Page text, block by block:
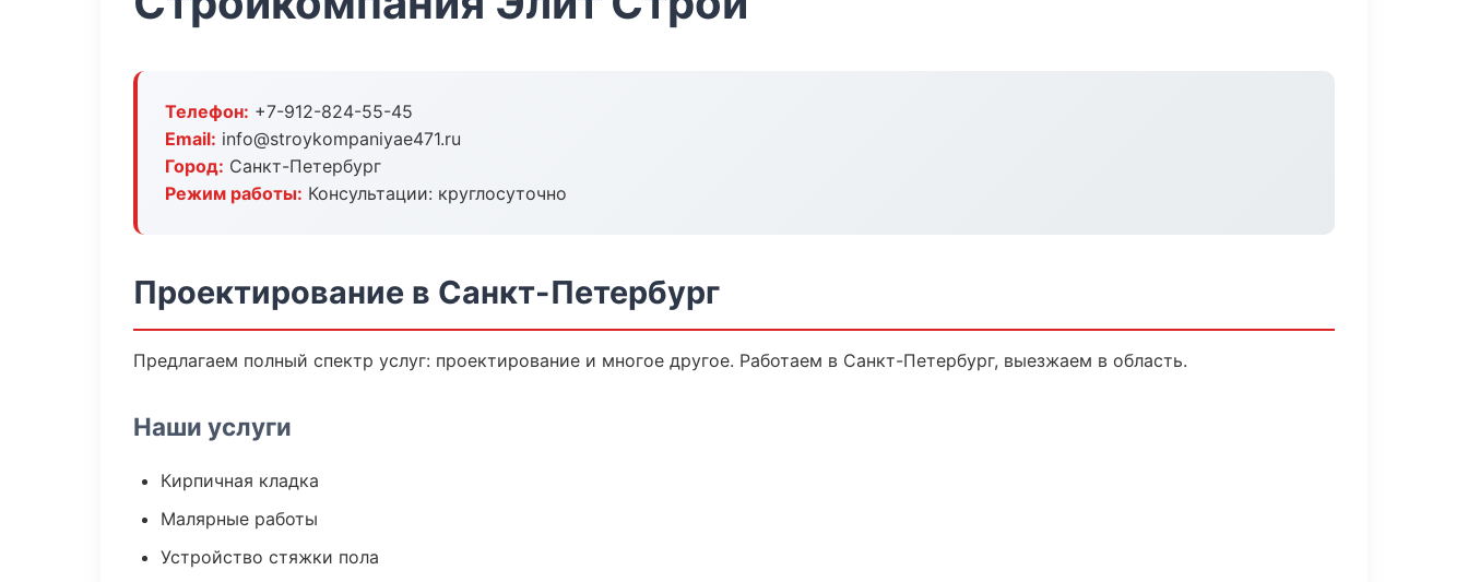
Телефон: +7-912-824-55-45
Email: info@stroykompaniyae471.ru
Город: Санкт-Петербург
Режим работы: Консультации: круглосуточно
Проектирование в Санкт-Петербург
Предлагаем полный спектр услуг: проектирование и многое другое. Работаем в Санкт-Петербург, выезжаем в область.
Наши услуги
Кирпичная кладка
Малярные работы
Устройство стяжки пола